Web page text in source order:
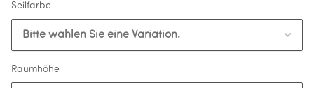
Seilfarbe
Bitte wählen Sie eine Variation.
Raumhöhe